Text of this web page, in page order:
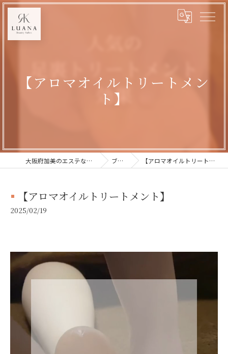
【アロマオイルトリートメン
ト】
大阪府加美のエステならLUANA ブログ 【アロマオイルトリートメント】
【アロマオイルトリートメント】
2025/02/19